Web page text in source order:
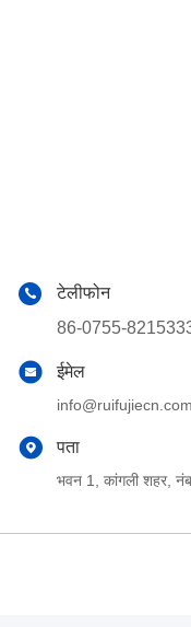
टेलीफोन
86-0755-
ईमेल
info@ruifujiecn.com
पता
भवन 1, कांगली शहर,